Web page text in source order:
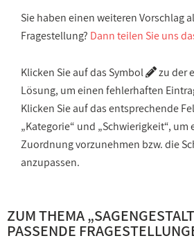
Sie haben einen weiteren Vorschlag
Fragestellung? Dann teilen Sie uns
Klicken Sie auf das Symbol
zu der
Lösung, um einen fehlerhaften
Klicken Sie auf das entsprechende
„Kategorie“ und „Schwierigkeit“,
Zuordnung vorzunehmen bzw. die
anzupassen.
ZUM THEMA „
PASSENDE